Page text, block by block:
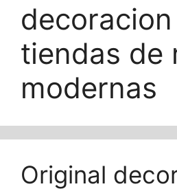
tiendas de
modernas
Original